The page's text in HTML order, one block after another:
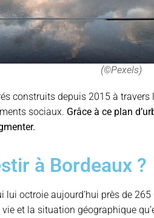
(©Pexels)
construits depuis 2015 à
sociaux. Grâce à ce plan
à Bordeaux ?
octroie aujourd’hui près de
et la situation géographique